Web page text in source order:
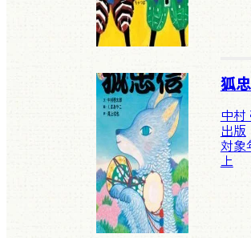
狐
中村
出版
対象
上